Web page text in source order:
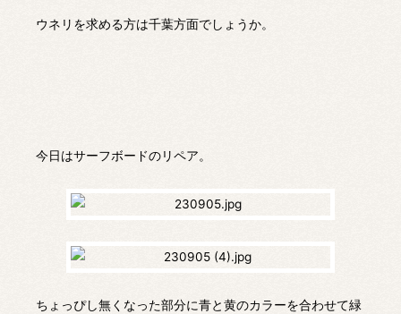
ウネリを求める方は千葉方面でしょうか。
今日はサーフボードのリペア。
ちょっぴし無くなった部分に青と黄のカラーを合わせて緑